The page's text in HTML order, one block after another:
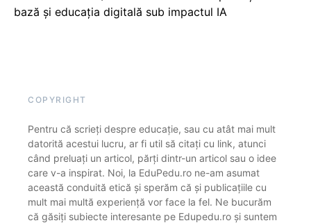
bază și educația digitală sub impactul IA
COPYRIGHT
Pentru că scrieți despre educație, sau cu atât mai mult
datorită acestui lucru, ar fi util să citați cu link, atunci
când preluați un articol, părți dintr-un articol sau o idee
care v-a inspirat. Noi, la EduPedu.ro ne-am asumat
această conduită etică și sperăm că și publicațiile cu
mult mai multă experiență vor face la fel. Ne bucurăm
că găsiți subiecte interesante pe Edupedu.ro și suntem